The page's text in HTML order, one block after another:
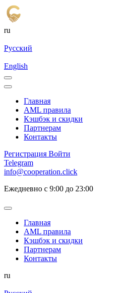
ru
Русский
English
Главная
AML правила
Кэшбэк и cкидки
Партнерам
Контакты
Регистрация Войти
Telegram
info@cooperation.click
Ежедневно с 9:00 до 23:00
Главная
AML правила
Кэшбэк и cкидки
Партнерам
Контакты
ru